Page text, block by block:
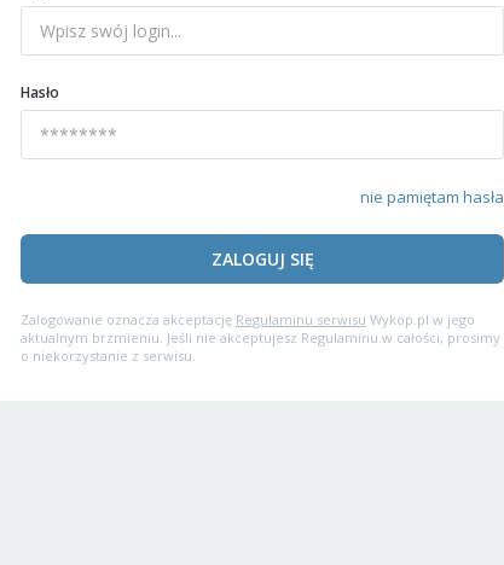
Hasło
nie pamiętam hasła
ZALOGUJ SIĘ
Zalogowanie oznacza akceptację Regulaminu serwisu Wykop.pl w jego
aktualnym brzmieniu. Jeśli nie akceptujesz Regulaminu w całości, prosimy
o niekorzystanie z serwisu.